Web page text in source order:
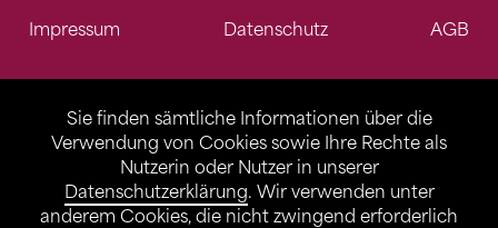
Sie finden sämtliche Informationen über die
Verwendung von Cookies sowie Ihre Rechte als
Nutzerin oder Nutzer in unserer
Datenschutzerklärung. Wir verwenden unter
anderem Cookies, die nicht zwingend erforderlich
Impressum Datenschutz AGB